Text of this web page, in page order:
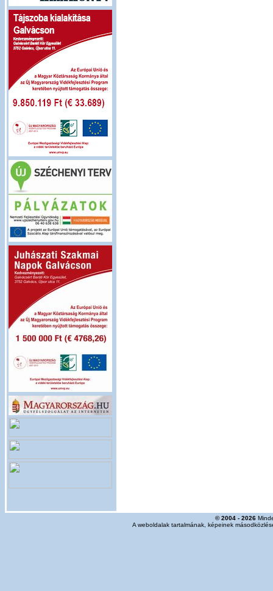
© 2004 - 2026
A weboldalak tartalmának, képeinek